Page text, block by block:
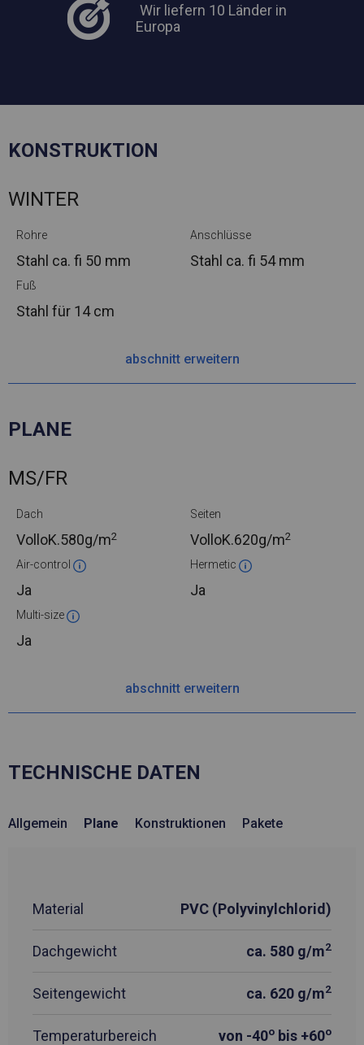
Wir liefern 10 Länder in
Europa
KONSTRUKTION
WINTER
Rohre
Stahl ca. fi 50 mm
Anschlüsse
Stahl ca. fi 54 mm
Fuß
Stahl für 14 cm
abschnitt erweitern
PLANE
MS/FR
Dach
VolloK.580g/m2
Seiten
VolloK.620g/m2
Air-control
Ja
Hermetic
Ja
Multi-size
Ja
abschnitt erweitern
TECHNISCHE DATEN
Allgemein Plane Konstruktionen Pakete
Material PVC (Polyvinylchlorid)
Dachgewicht ca. 580 g/m2
Seitengewicht ca. 620 g/m2
Temperaturbereich von -40o bis +60o